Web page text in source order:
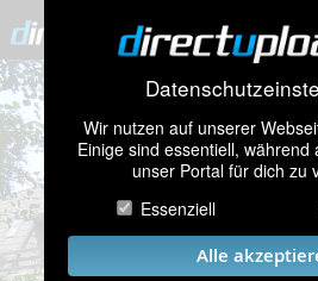
Wir nutzen auf unserer
Einige sind essentiell, während
unser Portal für dich zu
Essenziell
Alle